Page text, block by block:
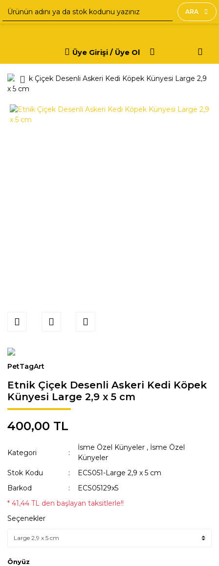
ARA
Üye Girişi / Üye Ol
PetTagArt
Etnik Çiçek Desenli Askeri Kedi Köpek
Künyesi Large 2,9 x 5 cm
400,00 TL
Kategori
İsme Özel Künyeler , İsme Özel
Künyeler
Stok Kodu
ECS051-Large 2,9 x 5 cm
Barkod
ECS05129x5
* 41,44 TL den başlayan taksitlerle!!
Seçenekler
Önyüz